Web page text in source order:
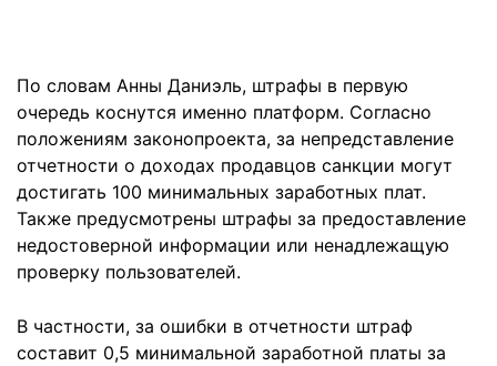
По словам Анны Даниэль, штрафы в первую
очередь коснутся именно платформ. Согласно
положениям законопроекта, за непредставление
отчетности о доходах продавцов санкции могут
достигать 100 минимальных заработных плат.
Также предусмотрены штрафы за предоставление
недостоверной информации или ненадлежащую
проверку пользователей.
В частности, за ошибки в отчетности штраф
составит 0,5 минимальной заработной платы за